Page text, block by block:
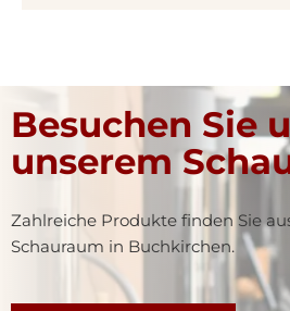
Besuchen Sie
unserem
Zahlreiche Produkte finden Sie
Schauraum in Buchkirchen.